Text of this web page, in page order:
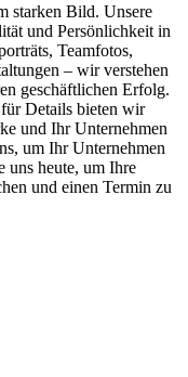
starken Bild. Unsere
und Persönlichkeit in
Teamfotos,
– wir verstehen
geschäftlichen Erfolg.
Details bieten wir
und Ihr Unternehmen
um Ihr Unternehmen
uns heute, um Ihre
und einen Termin zu